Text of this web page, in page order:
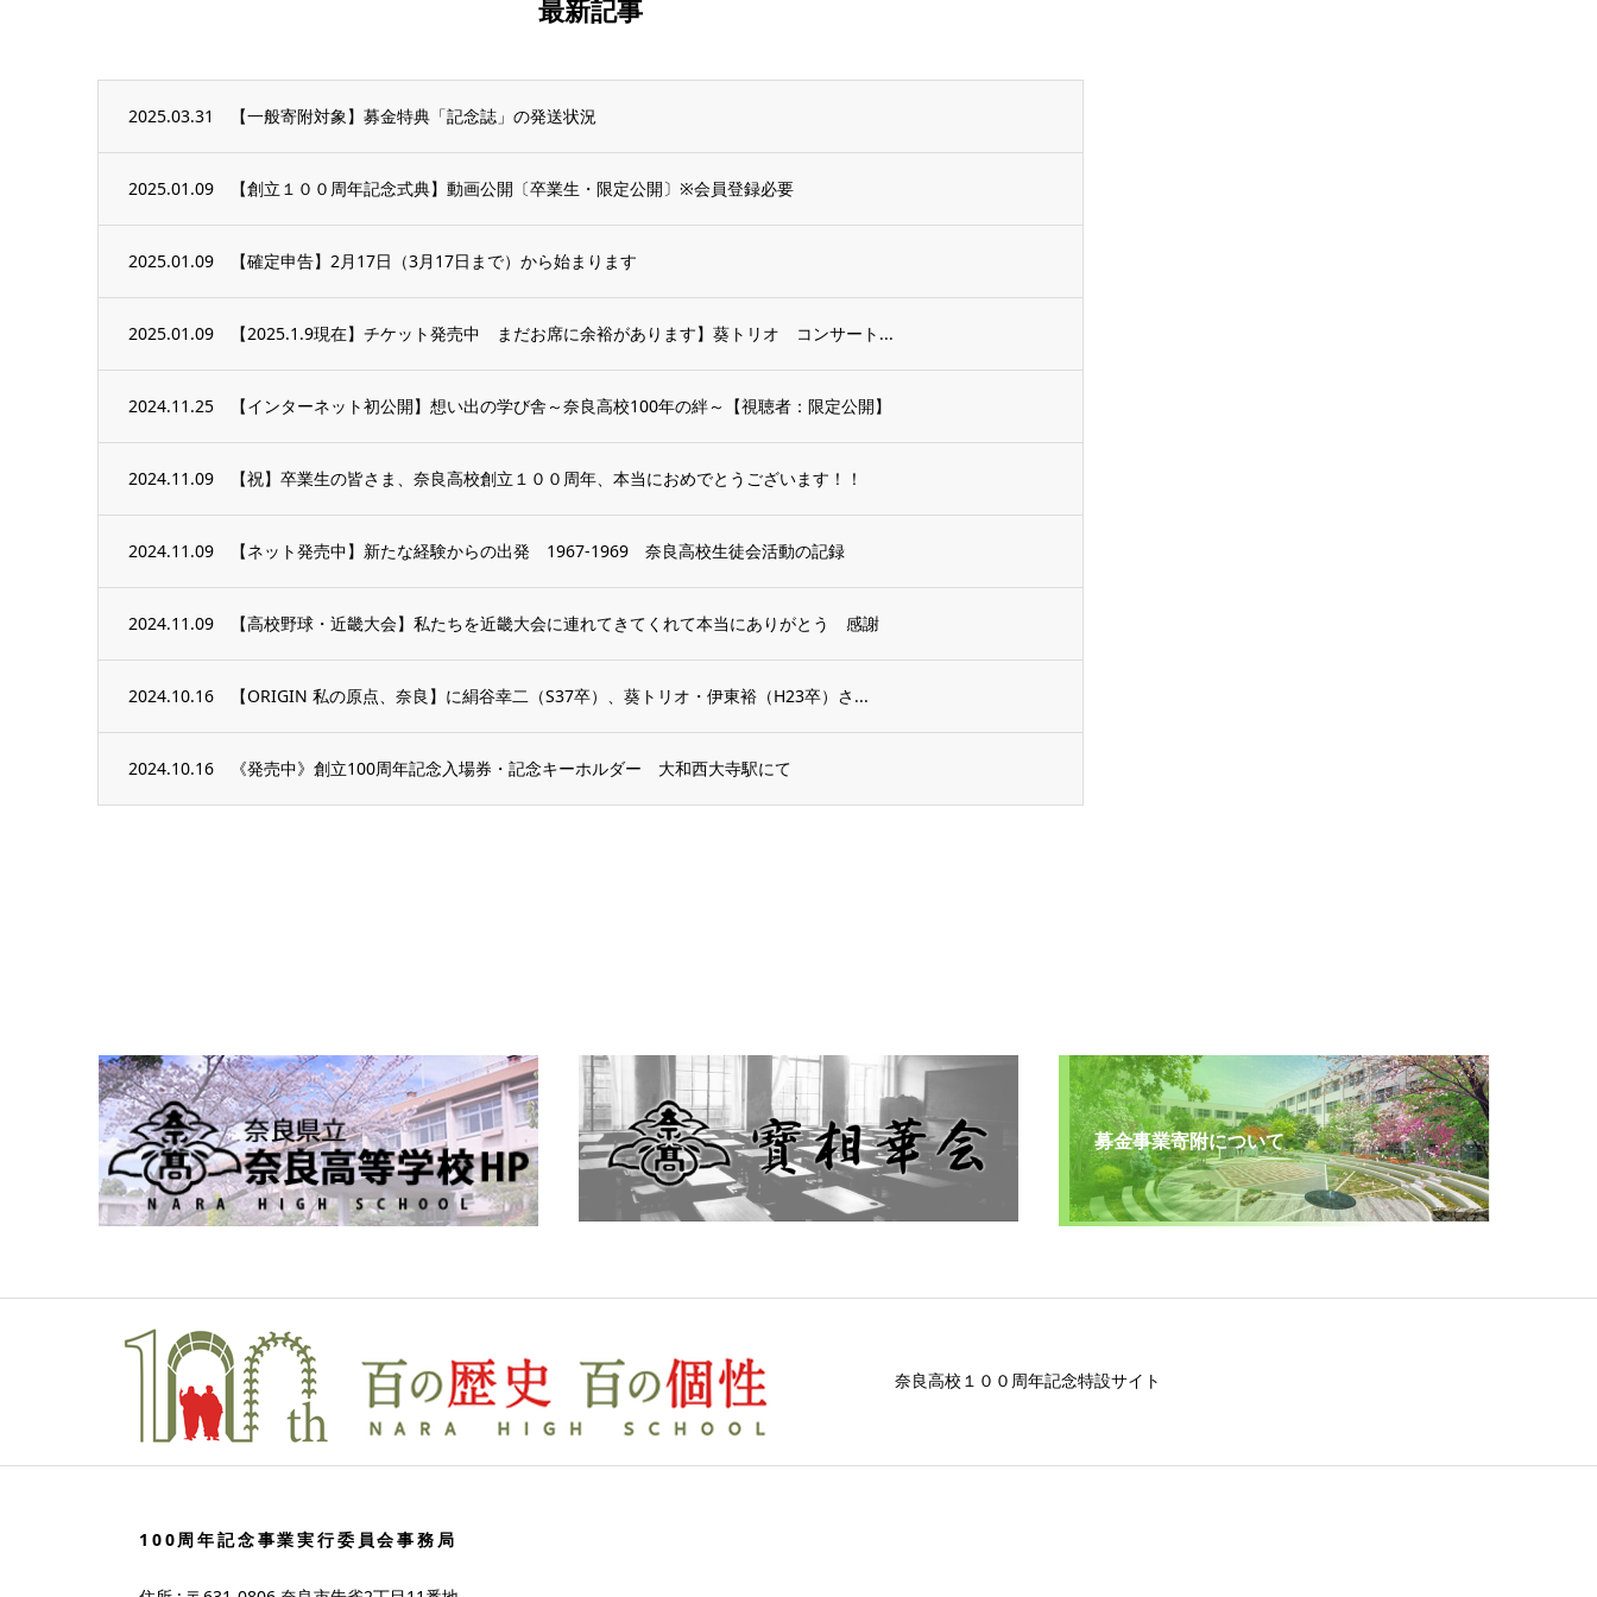
最新記事
2025.03.31 【一般寄附対象】募金特典「記念誌」の発送状況
2025.01.09 【創立１００周年記念式典】動画公開〔卒業生・限定公開〕※会員登録必要
2025.01.09 【確定申告】2月17日（3月17日まで）から始まります
2025.01.09 【2025.1.9現在】チケット発売中 まだお席に余裕があります】葵トリオ コンサート...
2024.11.25 【インターネット初公開】想い出の学び舎～奈良高校100年の絆～【視聴者：限定公開】
2024.11.09 【祝】卒業生の皆さま、奈良高校創立１００周年、本当におめでとうございます！！
2024.11.09 【ネット発売中】新たな経験からの出発 1967-1969 奈良高校生徒会活動の記録
2024.11.09 【高校野球・近畿大会】私たちを近畿大会に連れてきてくれて本当にありがとう 感謝
2024.10.16 【ORIGIN 私の原点、奈良】に絹谷幸二（S37卒）、葵トリオ・伊東裕（H23卒）さ...
2024.10.16 《発売中》創立100周年記念入場券・記念キーホルダー 大和西大寺駅にて
募金事業寄附について
奈良高校１００周年記念特設サイト
100周年記念事業実行委員会事務局